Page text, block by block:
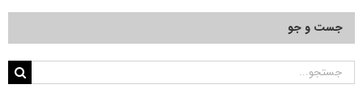
جست و جو
جستجو